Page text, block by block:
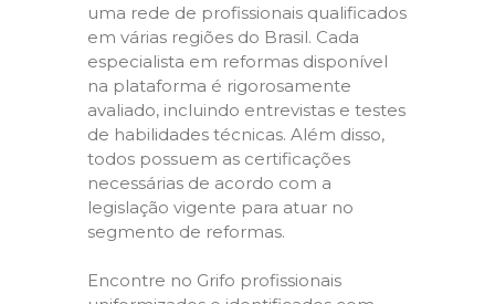
uma rede de profissionais qualificados
em várias regiões do Brasil. Cada
especialista em reformas disponível
na plataforma é rigorosamente
avaliado, incluindo entrevistas e testes
de habilidades técnicas. Além disso,
todos possuem as certificações
necessárias de acordo com a
legislação vigente para atuar no
segmento de reformas.
Encontre no Grifo profissionais